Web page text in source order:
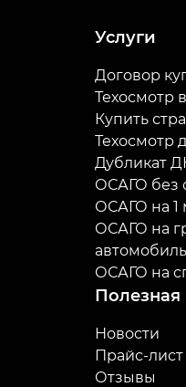
Услуги
Договор
Техосмотр
Купить
Техосмотр
Дубликат
ОСАГО без
ОСАГО на 1
ОСАГО на
автомобиль
ОСАГО на
Новости
Прайс-лист
Отзывы